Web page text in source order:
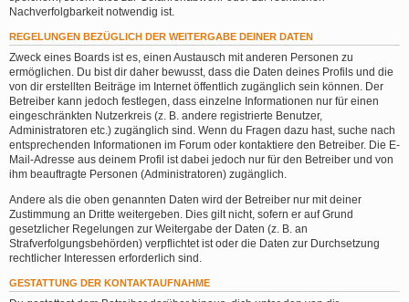
Nachverfolgbarkeit notwendig ist.
REGELUNGEN BEZÜGLICH DER WEITERGABE DEINER DATEN
Zweck eines Boards ist es, einen Austausch mit anderen Personen zu
ermöglichen. Du bist dir daher bewusst, dass die Daten deines Profils und die
von dir erstellten Beiträge im Internet öffentlich zugänglich sein können. Der
Betreiber kann jedoch festlegen, dass einzelne Informationen nur für einen
eingeschränkten Nutzerkreis (z. B. andere registrierte Benutzer,
Administratoren etc.) zugänglich sind. Wenn du Fragen dazu hast, suche nach
entsprechenden Informationen im Forum oder kontaktiere den Betreiber. Die E-
Mail-Adresse aus deinem Profil ist dabei jedoch nur für den Betreiber und von
ihm beauftragte Personen (Administratoren) zugänglich.
Andere als die oben genannten Daten wird der Betreiber nur mit deiner
Zustimmung an Dritte weitergeben. Dies gilt nicht, sofern er auf Grund
gesetzlicher Regelungen zur Weitergabe der Daten (z. B. an
Strafverfolgungsbehörden) verpflichtet ist oder die Daten zur Durchsetzung
rechtlicher Interessen erforderlich sind.
GESTATTUNG DER KONTAKTAUFNAHME